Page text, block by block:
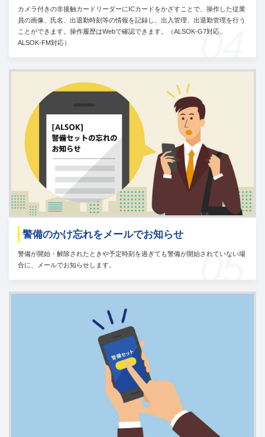
04
カメラ付きの非接触カードリーダーにICカードをかざすことで、操作した従業
員の画像、氏名、出退勤時刻等の情報を記録し、出入管理、出退勤管理を行う
ことができます。操作履歴はWebで確認できます。（ALSOK-G7対応、
ALSOK-FM対応）
05
警備のかけ忘れをメールでお知らせ
警備が開始・解除されたときや予定時刻を過ぎても警備が開始されていない場
合に、メールでお知らせします。